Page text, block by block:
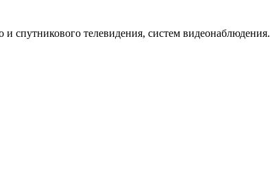
спутникового телевидения, систем видеонаблюдения.